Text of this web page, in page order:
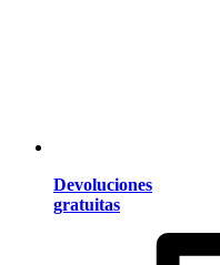
Devoluciones
gratuitas